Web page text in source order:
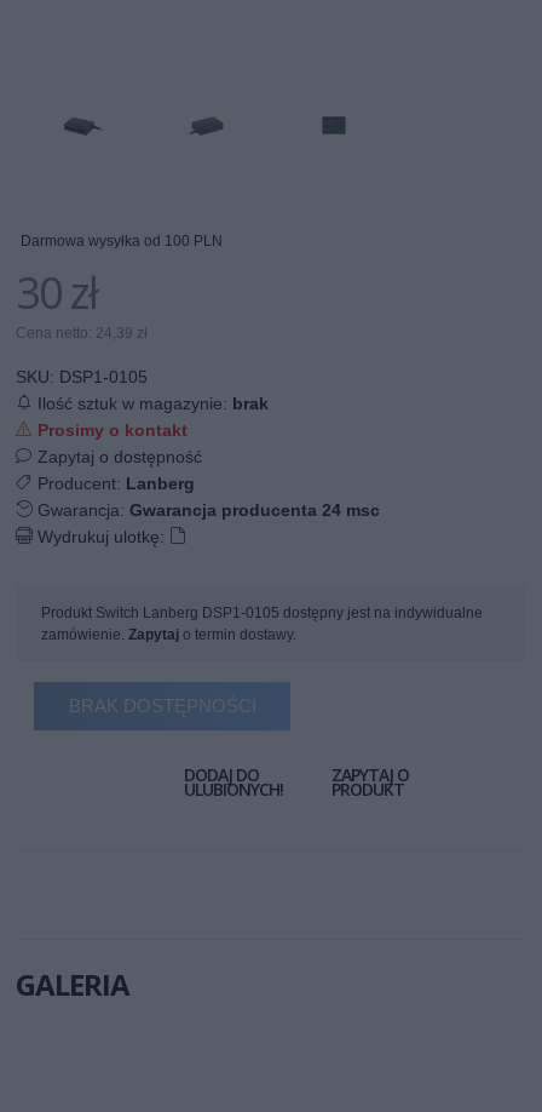
Darmowa wysyłka od 100 PLN
30 zł
Cena netto: 24,39 zł
SKU: DSP1-0105
Ilość sztuk w magazynie: brak
Prosimy o kontakt
Zapytaj o dostępność
Producent: Lanberg
Gwarancja:Gwarancja producenta 24 msc
Wydrukuj ulotkę:
Produkt Switch Lanberg DSP1-0105 dostępny jest na indywidualne
zamówienie.Zapytaj o termin dostawy.
BRAK DOSTĘPNOŚCI
DODAJ DO
ULUBIONYCH!
ZAPYTAJ O
PRODUKT
GALERIA